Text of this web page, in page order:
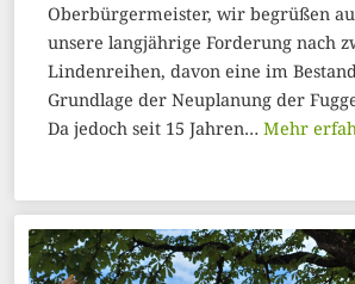
Oberbürgermeister, wir begrüßen
unsere langjährige Forderung nach
Lindenreihen, davon eine im
Grundlage der Neuplanung der
Da jedoch seit 15 Jahren… Mehr